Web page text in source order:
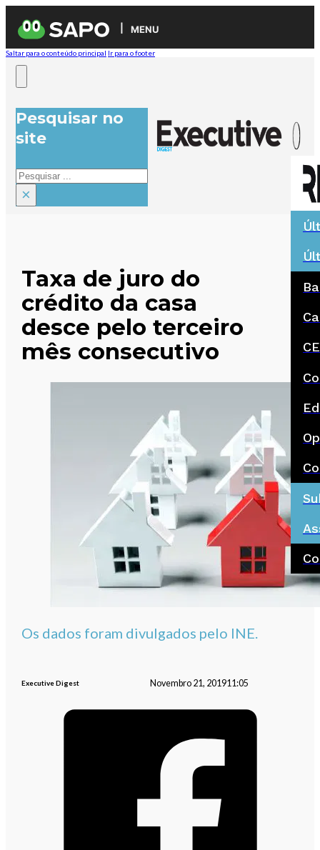
MENU
Saltar para o conteúdo principal Ir para o footer
Pesquisar no
site
Pesquisar
×
Taxa de juro do
crédito da casa
desce pelo terceiro
mês consecutivo
Os dados foram divulgados pelo INE.
Executive Digest Novembro 21, 201911:05